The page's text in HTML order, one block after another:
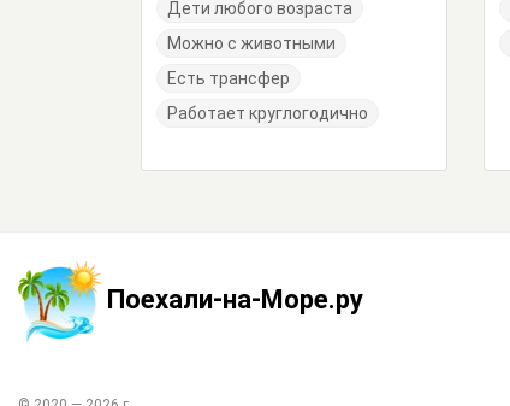
Дети любого возраста
Можно с животными
Есть трансфер
Работает круглогодично
Поехали-на-Море.ру